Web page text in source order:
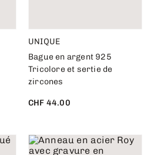
UNIQUE
Bague en argent 925
Tricolore et sertie de
zircones
CHF 44.00